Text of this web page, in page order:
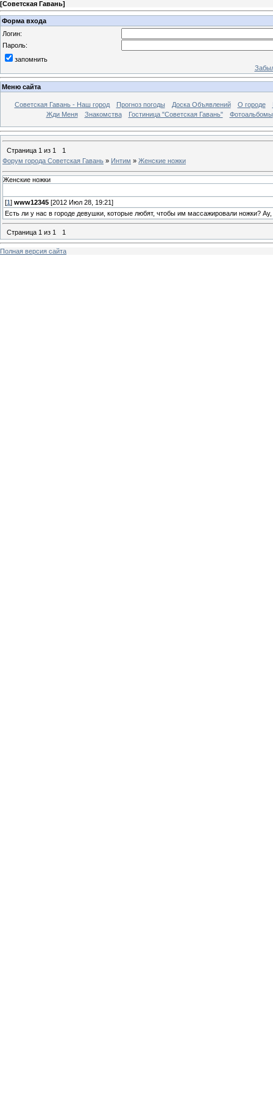
[Советская Гавань]
Форма входа
Логин:
Пароль:
запомнить
Меню сайта
Советская Гавань - Наш город Прогноз погоды Доска Объявлений О городе
Жди Меня
Знакомства Гостиница "Советская Гавань" Фотоальбомы
Страница 1 из 1
1
Форум города Советская Гавань » Интим » Женские ножки
Женские ножки
[1 ] www12345 [2012 Июл 28, 19:21]
Есть ли у нас в городе девушки, которые любят, чтобы им массажировали ножки? Ау,
Страница 1 из 1 1
Полная версия сайта